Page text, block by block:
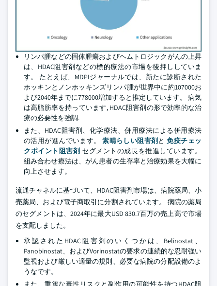
リンパ腫などの固体腫瘍およびヘムトロジックがんの上昇
は、HDAC阻害剤などの標的療法の市場を後押ししていま
す。 たとえば、MDPIジャーナルでは、新たに診断された
ホッキンとノンホッキンズリンパ腫が世界中に約107000お
よび2040年までに778000増加すると推定しています。 病気
は高脂肪率を持っています, HDAC阻害剤の形で効率的な治
療の必要性を強調.
また、HDAC阻害剤、化学療法、併用療法による併用療法
の活用が進んでいます。素晴らしい阻害剤と免疫チェッ
クポイント阻害剤 セグメントの成長を推進しています。
組み合わせ療法は、がん患者の生存率と治療効果を大幅に
向上させます。
流通チャネルに基づいて、HDAC阻害剤市場は、病院薬局、小
売薬局、および電子商取引に分割されています。 病院の薬局
のセグメントは、2024年に最大USD 830.7百万の売上高で市場
を支配しました。
承認されたHDAC阻害剤のいくつかは、Belinostat、
Panobinostat、およびVorinostatの要求の連続的な忍耐強い
監視および厳しい適量の規則、必要な病院の分配設備のよ
うなです。
また、重篤な毒性リスクと副作用の可能性を持つHDAC阻